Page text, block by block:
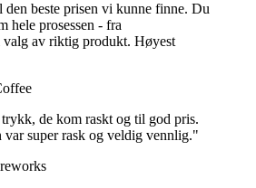
den beste prisen vi kunne finne. Du
hele prosessen - fra
valg av riktig produkt. Høyest
de kom raskt og til god pris.
super rask og veldig vennlig."